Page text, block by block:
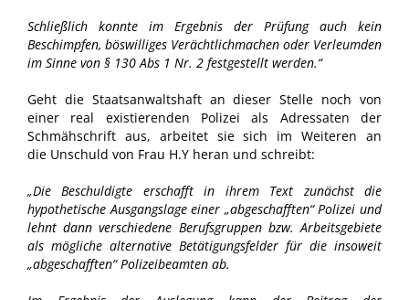
Schließlich konnte im Ergebnis der Prüfung auch kein
Beschimpfen, böswilliges Verächtlichmachen oder Verleumden
im Sinne von § 130 Abs 1 Nr. 2 festgestellt werden.“
Geht die Staatsanwaltshaft an dieser Stelle noch von
einer real existierenden Polizei als Adressaten der
Schmähschrift aus, arbeitet sie sich im Weiteren an
die Unschuld von Frau H.Y heran und schreibt:
„Die Beschuldigte erschafft in ihrem Text zunächst die
hypothetische Ausgangslage einer „abgeschafften“ Polizei und
lehnt dann verschiedene Berufsgruppen bzw. Arbeitsgebiete
als mögliche alternative Betätigungsfelder für die insoweit
„abgeschafften“ Polizeibeamten ab.